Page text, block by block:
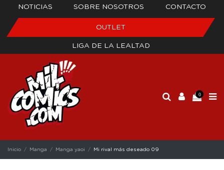
NOTICIAS SOBRE NOSOTROS CONTACTO
OUTLET
LIGA DE LA LEALTAD
0
Inicio Manga Manga yaoi Mi rival más deseado 09